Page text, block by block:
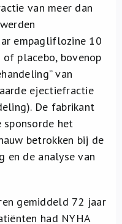
van meer dan
empagliflozine 10
placebo, bovenop
van
ejectiefractie
De fabrikant
het
betrokken bij de
en de analyse van
gemiddeld 72 jaar
had NYHA